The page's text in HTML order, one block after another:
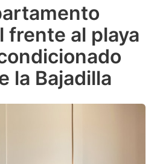
frente al playa
la Bajadilla